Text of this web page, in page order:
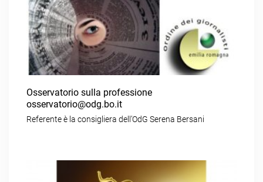
Osservatorio sulla professione
osservatorio@odg.bo.it
Referente è la consigliera dell’OdG Serena Bersani